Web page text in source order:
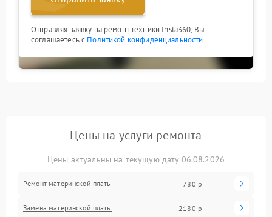
Отправляя заявку на ремонт техники Insta360, Вы
соглашаетесь с Политикой конфиденциальности
Цены на услуги ремонта
Цены актуальны на текущую дату 06.08.2026
Ремонт материнской платы 780 р
Замена материнской платы 2180 р